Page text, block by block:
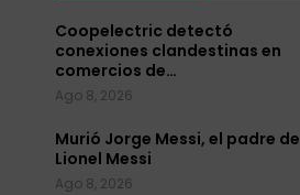
Coopelectric detectó
conexiones clandestinas en
comercios de…
Ago 8, 2026
Murió Jorge Messi, el padre de
Lionel Messi
Ago 8, 2026